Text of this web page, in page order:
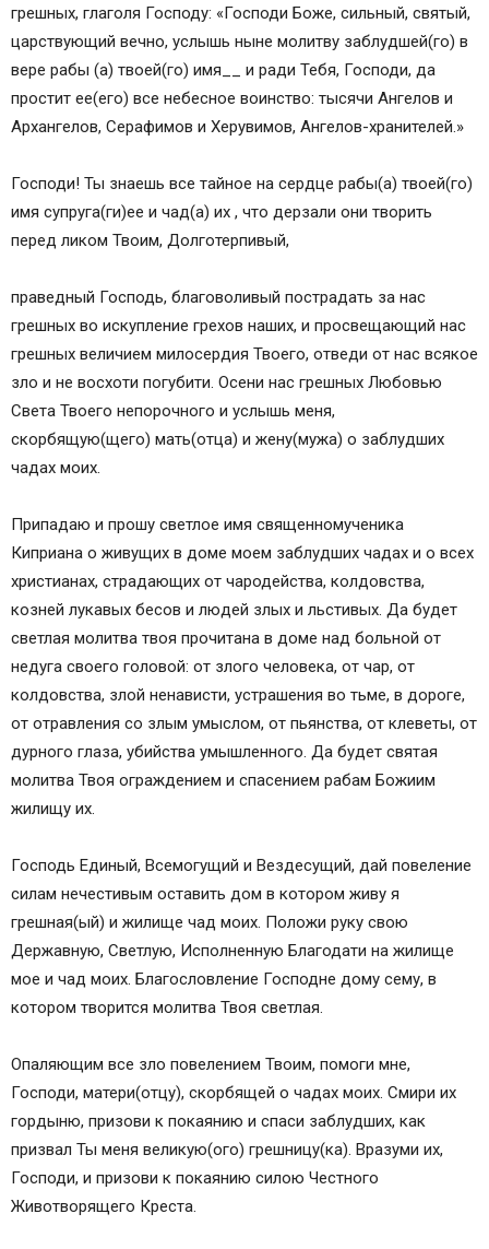
грешных, глаголя Господу: «Господи Боже, сильный, святый,
царствующий вечно, услышь ныне молитву заблудшей(го) в
вере рабы (а) твоей(го) имя__ и ради Тебя, Господи, да
простит ее(его) все небесное воинство: тысячи Ангелов и
Архангелов, Серафимов и Херувимов, Ангелов-хранителей.»
Господи! Ты знаешь все тайное на сердце рабы(а) твоей(го)
имя супруга(ги)ее и чад(а) их , что дерзали они творить
перед ликом Твоим, Долготерпивый,
праведный Господь, благоволивый пострадать за нас
грешных во искупление грехов наших, и просвещающий нас
грешных величием милосердия Твоего, отведи от нас всякое
зло и не восхоти погубити. Осени нас грешных Любовью
Света Твоего непорочного и услышь меня,
скорбящую(щего) мать(отца) и жену(мужа) о заблудших
чадах моих.
Припадаю и прошу светлое имя священномученика
Киприана о живущих в доме моем заблудших чадах и о всех
христианах, страдающих от чародейства, колдовства,
козней лукавых бесов и людей злых и льстивых. Да будет
светлая молитва твоя прочитана в доме над больной от
недуга своего головой: от злого человека, от чар, от
колдовства, злой ненависти, устрашения во тьме, в дороге,
от отравления со злым умыслом, от пьянства, от клеветы, от
дурного глаза, убийства умышленного. Да будет святая
молитва Твоя ограждением и спасением рабам Божиим
жилищу их.
Господь Единый, Всемогущий и Вездесущий, дай повеление
силам нечестивым оставить дом в котором живу я
грешная(ый) и жилище чад моих. Положи руку свою
Державную, Светлую, Исполненную Благодати на жилище
мое и чад моих. Благословление Господне дому сему, в
котором творится молитва Твоя светлая.
Опаляющим все зло повелением Твоим, помоги мне,
Господи, матери(отцу), скорбящей о чадах моих. Смири их
гордыню, призови к покаянию и спаси заблудших, как
призвал Ты меня великую(ого) грешницу(ка). Вразуми их,
Господи, и призови к покаянию силою Честного
Животворящего Креста.